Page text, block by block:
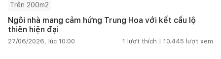
Trên 200m2
Ngôi nhà mang cảm hứng Trung Hoa với kết cấu lộ
thiên hiện đại
27/06/2026, lúc 10:00 1 lượt thích | 10.445 lượt xem